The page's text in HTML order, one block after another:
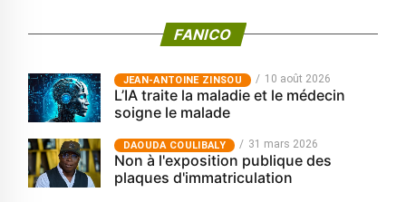
FANICO
JEAN-ANTOINE ZINSOU 10 août 2026
L’IA traite la maladie et le médecin
soigne le malade
‎DAOUDA COULIBALY 31 mars 2026
Non à l'exposition publique des
plaques d'immatriculation